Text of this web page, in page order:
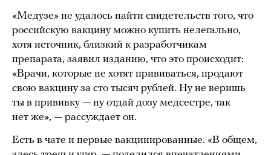
«Медузе» не удалось найти свидетельств того, что
российскую вакцину можно купить нелегально,
хотя источник, близкий к разработчикам
препарата, заявил изданию, что это происходит:
«Врачи, которые не хотят прививаться, продают
свою вакцину за сто тысяч рублей. Ну не веришь
ты в прививку — ну отдай дозу медсестре, так
нет же», — рассуждает он.
Есть в чате и первые вакцинированные. «В общем,